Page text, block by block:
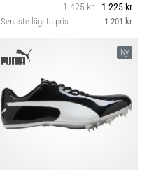
1 425 kr
1 225 kr
Senaste lägsta pris 1 201 kr
Ny